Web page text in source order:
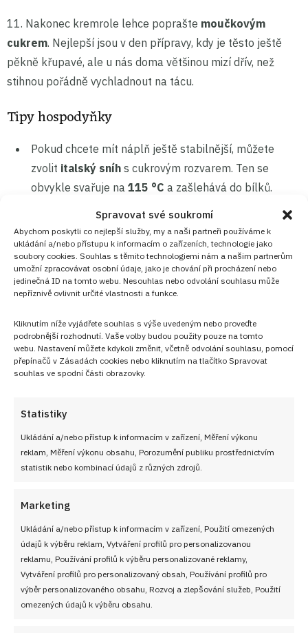
Spravovat své soukromí
Abychom poskytli co nejlepší služby, my a naši partneři používáme k
ukládání a/nebo přístupu k informacím o zařízeních, technologie jako
soubory cookies. Souhlas s těmito technologiemi nám a našim partnerům
umožní zpracovávat osobní údaje, jako je chování při procházení nebo
jedinečná ID na tomto webu. Nesouhlas nebo odvolání souhlasu může
nepříznivě ovlivnit určité vlastnosti a funkce.
Kliknutím níže vyjádřete souhlas s výše uvedeným nebo proveďte
podrobnější rozhodnutí. Vaše volby budou použity pouze na tomto
webu. Nastavení můžete kdykoli změnit, včetně odvolání souhlasu, pomocí
přepínačů v Zásadách cookies nebo kliknutím na tlačítko Spravovat
souhlas ve spodní části obrazovky.
Statistiky
Ukládání a/nebo přístup k informacím v zařízení, Měření výkonu
reklam, Měření výkonu obsahu, Porozumění publiku prostřednictvím
statistik nebo kombinací údajů z různých zdrojů.
Marketing
Ukládání a/nebo přístup k informacím v zařízení, Použití omezených
údajů k výběru reklam, Vytváření profilů pro personalizovanou
reklamu, Používání profilů k výběru personalizované reklamy,
Vytváření profilů pro personalizovaný obsah, Používání profilů pro
výběr personalizovaného obsahu, Rozvoj a zlepšování služeb, Použití
omezených údajů k výběru obsahu.
11. Nakonec kremrole lehce poprašte moučkovým
cukrem. Nejlepší jsou v den přípravy, kdy je těsto ještě
pěkně křupavé, ale u nás doma většinou mizí dřív, než
stihnou pořádně vychladnout na tácu.
Tipy hospodyňky
Pokud chcete mít náplň ještě stabilnější, můžete
zvolit italský sníh s cukrovým rozvarem. Ten se
obvykle svařuje na 115 °C a zašlehává do bílků.
aby
máslo
nepovolilo.
Kremrole plňte až po úplném vychladnutí. Jinak by se
bílkový sníhuvnitř zbytečně rozpojil.
Pečte je beze spěchu:Kremrole nemají rády horké ruce
ho na pár minut zpátky do lednice.
Plňte si je podle chuti:Vedle bílkového sněhu se někdy
používá ivanilkový krém. Když peču pro děti, občas udělám
půl plechu tak a půl plechu jinak.
práce. Sníh pak není tolik přeslazený a působí svěžeji.
Moučkovým cukrem posypte až nakonec:Cukrujte těsně
před podáváním. Když to uděláte moc brzy, povrch zvlhne.
neomrzí
Kremrole patří mezi zákusky, které si řada lidí spojuje s
cukrárnou, poutí nebo nedělní návštěvou u babičky. V
domácí verzi ale dávají snad ještě větší smysl. Těsto si
můžete upravit po svém a náplň zvolit podle toho, co máte